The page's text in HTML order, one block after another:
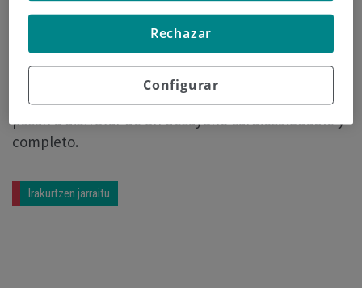
Aldapeta de San Sebastián la XV edición de esta
iniciativa, que este curso llegará a 146 centros
escolares y 5.824 alumnos. La actividad consiste en
impartir a los escolares una charla informativa
sobre la importancia de un buen desayuno y luego
pasan a disfrutar de un desayuno cardiosaludable y
completo.
Irakurtzen jarraitu
Configurar
Rechazar